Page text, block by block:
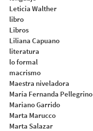
Leticia Walther
libro
Libros
Liliana Capuano
literatura
lo formal
macrismo
Maestra niveladora
María Fernanda Pellegrino
Mariano Garrido
Marta Marucco
Marta Salazar